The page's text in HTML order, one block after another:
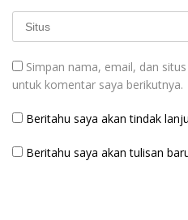
Simpan nama, email, dan
untuk komentar saya berikutnya.
Beritahu saya akan tindak
Beritahu saya akan tulisan